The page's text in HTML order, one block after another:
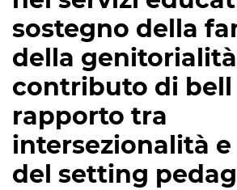
sostegno della
della
contributo di bell
rapporto tra
intersezionalità
del setting